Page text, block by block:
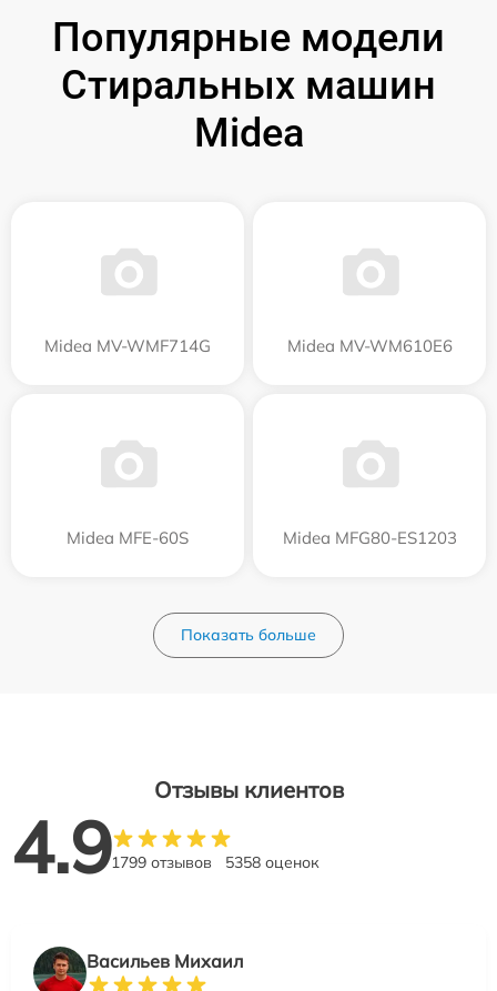
Популярные модели
Стиральных машин
Midea
Midea MV-WMF714G Midea MV-WM610E6
Midea MFE-60S Midea MFG80-ES1203
Показать больше
Отзывы клиентов
4.91799 отзывов 5358 оценок
Васильев Михаил